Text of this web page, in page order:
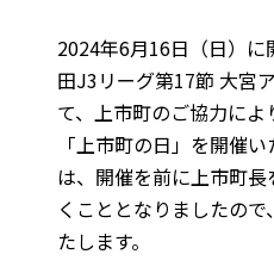
2024年6月16日（日）
田J3リーグ第17節 大宮
て、上市町のご協力に
「上市町の日」を開催
は、開催を前に上市町
くこととなりましたの
たします。